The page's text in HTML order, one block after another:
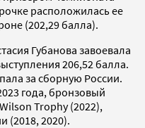
расположилась ее
(202,29 балла).
Губанова завоевала
206,52 балла.
за сборную России.
года, бронзовый
Trophy (2022),
(2018, 2020).